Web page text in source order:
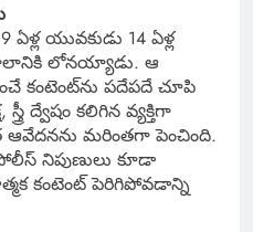
యువకుడు 14 ఏళ్ల
లోనయ్యాడు. ఆ
కంటెంట్‌ను పదేపదే చూపి
ద్వేషం కలిగిన వ్యక్తిగా
ఆవేదనను మరింతగా పెంచింది.
నిపుణులు కూడా
కంటెంట్ పెరిగిపోవడాన్ని